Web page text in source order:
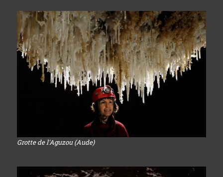
Grotte de l'Aguzou (Aude)